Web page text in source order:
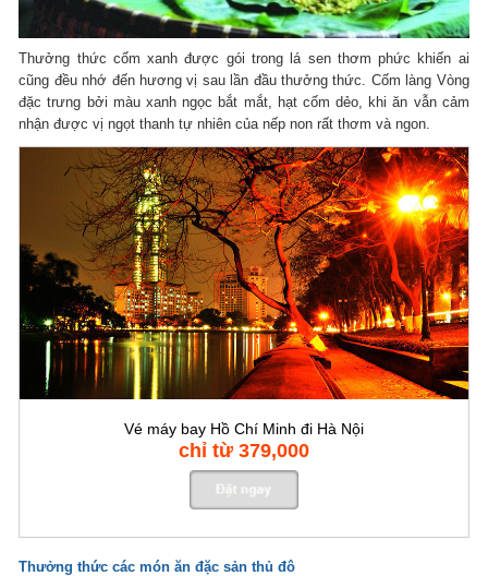
Thưởng thức cốm xanh được gói trong lá sen thơm phức khiến ai
cũng đều nhớ đến hương vị sau lần đầu thưởng thức. Cốm làng Vòng
đặc trưng bởi màu xanh ngọc bắt mắt, hạt cốm dẻo, khi ăn vẫn cảm
nhận được vị ngọt thanh tự nhiên của nếp non rất thơm và ngon.
Vé máy bay Hồ Chí Minh đi Hà Nội
chỉ từ 379,000
Thưởng thức các món ăn đặc sản thủ đô